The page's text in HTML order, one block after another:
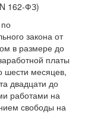
162-ФЗ)
закона от
в размере до
платы
шести месяцев,
двадцати до
работами на
свободы на